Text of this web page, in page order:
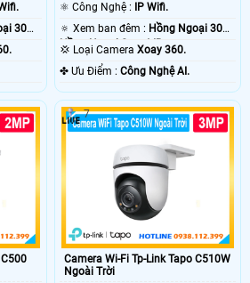
30m
⚛️ Công Nghệ :
IP Wifi.
🔅 Xem ban đêm : Hồng Ngoại 30m
Hồng Ngoại Smart IR.
💢 Loại CameraXoay 360.
️✤ Ưu Điểm :Công Nghệ AI.
Camera Wi-Fi Tp-Link Tapo C510W
Ngoài Trời
7